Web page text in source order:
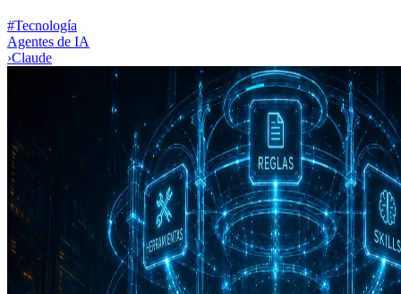
#Tecnología
Agentes de IA
›Claude